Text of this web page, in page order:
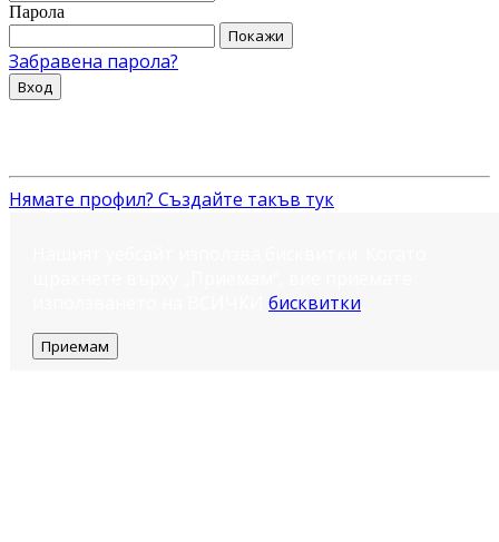
Парола
Покажи
Забравена парола?
Вход
Нямате профил? Създайте такъв тук
бисквитки
Приемам